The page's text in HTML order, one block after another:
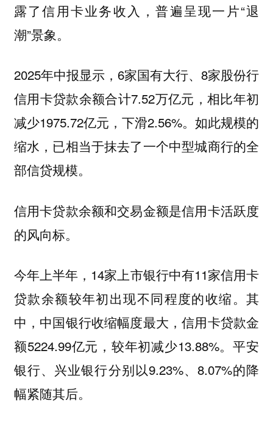
露了信用卡业务收入，普遍呈现一片“退
潮”景象。
2025年中报显示，6家国有大行、8家股份行
信用卡贷款余额合计7.52万亿元，相比年初
减少1975.72亿元，下滑2.56%。如此规模的
缩水，已相当于抹去了一个中型城商行的全
部信贷规模。
信用卡贷款余额和交易金额是信用卡活跃度
的风向标。
今年上半年，14家上市银行中有11家信用卡
贷款余额较年初出现不同程度的收缩。其
中，中国银行收缩幅度最大，信用卡贷款金
额5224.99亿元，较年初减少13.88%。平安
银行、兴业银行分别以9.23%、8.07%的降
幅紧随其后。